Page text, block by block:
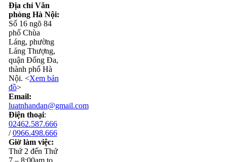
Địa chỉ Văn
phòng Hà Nội:
Số 16 ngõ 84
phố Chùa
Láng, phường
Láng Thượng,
quận Đống Đa,
thành phố Hà
Nội. <Xem bản
đồ>
Email:
luatnhandan@gmail.com
Điện thoại:
02462.587.666
/0966.498.666
Giờ làm việc:
Thứ 2 đến Thứ
7 – 8:00am to